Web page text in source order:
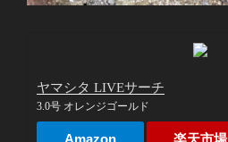
ヤマシタ LIVEサーチ
3.0号 オレンジゴールド
Amazon 楽天市場